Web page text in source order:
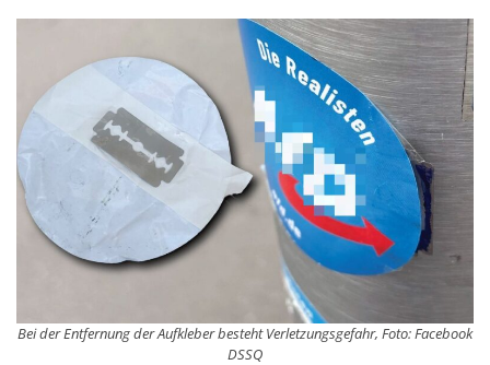
Bei der Entfernung der Aufkleber besteht Verletzungsgefahr, Foto: Facebook
DSSQ